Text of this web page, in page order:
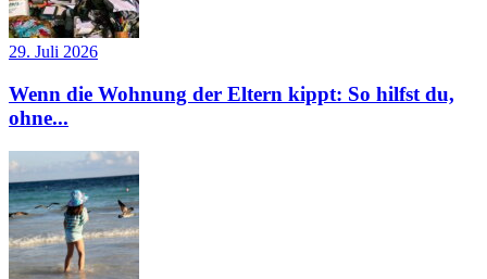
29. Juli 2026
Wenn die Wohnung der Eltern kippt: So hilfst du,
ohne...